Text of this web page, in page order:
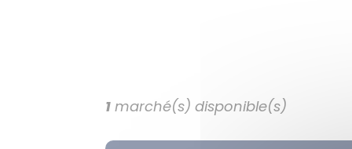
1 marché(s) disponible(s)